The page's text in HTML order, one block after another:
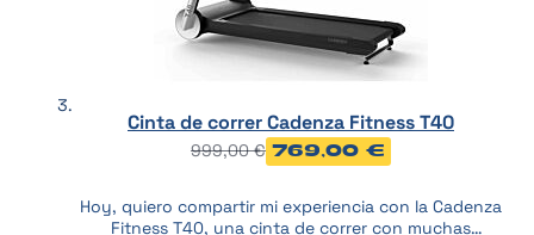
Cinta de correr Cadenza Fitness T40
769,00 €
999,00 €
Hoy, quiero compartir mi experiencia con la Cadenza
Fitness T40, una cinta de correr con muchas